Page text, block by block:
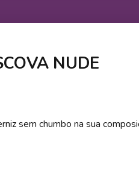
NUDE
sem chumbo na sua